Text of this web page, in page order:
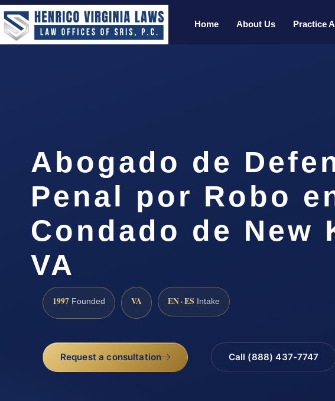
Home About Us Practice
Abogado de
Penal por Robo
Condado de New
VA
1997 Founded VA EN · ES Intake
Request a consultation Call (888) 437-7747